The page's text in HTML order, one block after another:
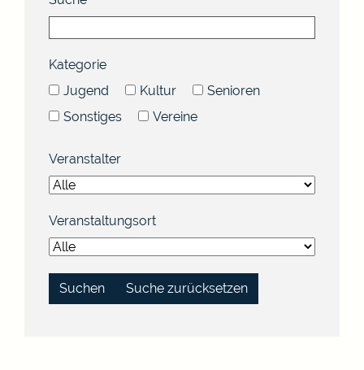
Kategorie
Jugend
Kultur
Senioren
Sonstiges
Vereine
Veranstalter
Veranstaltungsort
Suche zurücksetzen